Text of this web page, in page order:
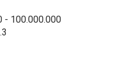
- 100.000.000